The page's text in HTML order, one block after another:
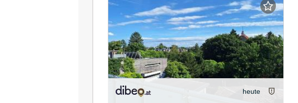
heute